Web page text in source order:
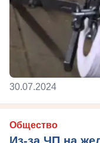
30.07.2024
Общество